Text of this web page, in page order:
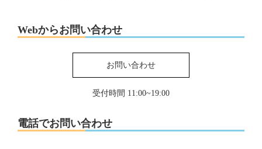
Webからお問い合わせ
お問い合わせ
受付時間 11:00~19:00
電話でお問い合わせ